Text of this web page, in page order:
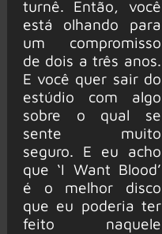
turnê. Então, você
está olhando para
um compromisso
de dois a três anos.
E você quer sair do
estúdio com algo
sobre o qual se
sente muito
seguro. E eu acho
que ‘I Want Blood’
é o melhor disco
que eu poderia ter
feito naquele